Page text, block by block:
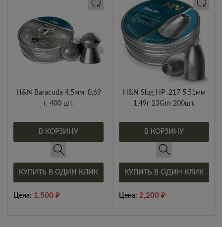
H&N Baracuda 4,5мм, 0,69
г, 400 шт.
В КОРЗИНУ
КУПИТЬ В ОДИН КЛИК
Цена: 1,500 ₽
H&N Slug HP .217 5,51мм
1,49г 23Grn 200шт.
В КОРЗИНУ
КУПИТЬ В ОДИН КЛИК
Цена: 2,200 ₽